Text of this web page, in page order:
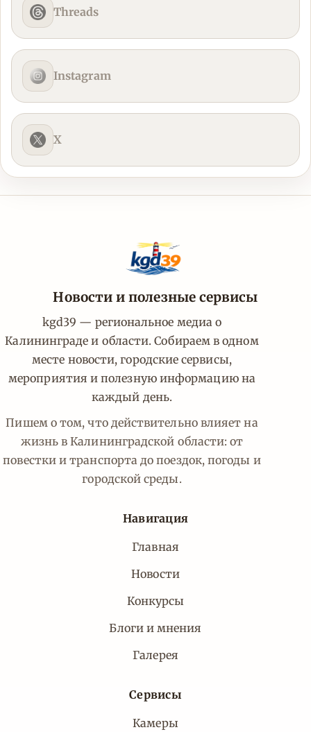
Threads
Instagram
X
Новости и полезные сервисы
kgd39 — региональное медиа о
Калининграде и области. Собираем в одном
месте новости, городские сервисы,
мероприятия и полезную информацию на
каждый день.
Пишем о том, что действительно влияет на
жизнь в Калининградской области: от
повестки и транспорта до поездок, погоды и
городской среды.
Навигация
Главная
Новости
Конкурсы
Блоги и мнения
Галерея
Сервисы
Камеры